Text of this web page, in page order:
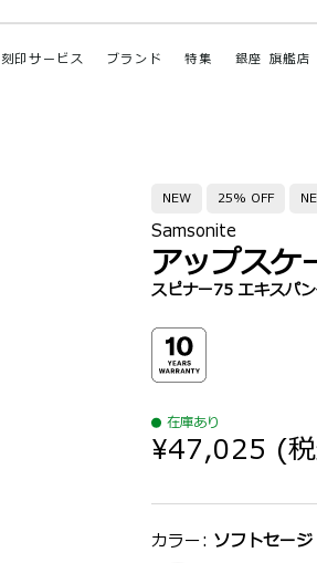
刻印サービス ブランド 特集 銀座 旗艦店
NEW 25% OFF
Samsonite
アップスケ
スピナー75 エキスパ
在庫あり
¥47,025 (
選択：
カラー: ソフトセージ